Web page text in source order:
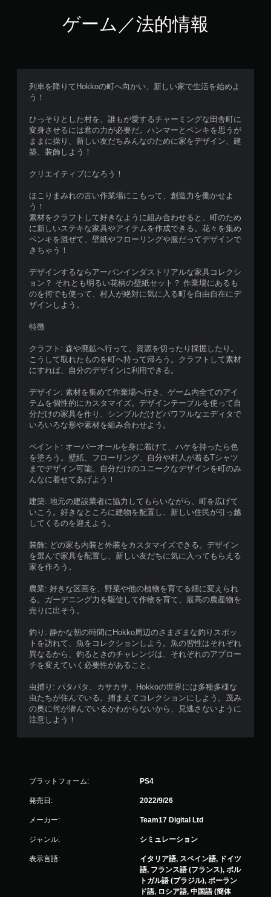
ゲーム／法的情報
列車を降りてHokkoの町へ向かい、新しい家で生活を始めよ
う！
ひっそりとした村を、誰もが愛するチャーミングな田舎町に
変身させるには君の力が必要だ。ハンマーとペンキを思うが
ままに操り、新しい友だちみんなのために家をデザイン、建
築、装飾しよう！
クリエイティブになろう！
ほこりまみれの古い作業場にこもって、創造力を働かせよ
う！
素材をクラフトして好きなように組み合わせると、町のため
に新しいステキな家具やアイテムを作成できる。花々を集め
ペンキを混ぜて、壁紙やフローリングや服だってデザインで
きちゃう！
デザインするならアーバンインダストリアルな家具コレクシ
ョン？ それとも明るい花柄の壁紙セット？ 作業場にあるも
のを何でも使って、村人が絶対に気に入る町を自由自在にデ
ザインしよう。
特徴
クラフト: 森や廃鉱へ行って、資源を切ったり採掘したり。
こうして取れたものを町へ持って帰ろう。クラフトして素材
にすれば、自分のデザインに利用できる。
デザイン: 素材を集めて作業場へ行き、ゲーム内全てのアイ
テムを個性的にカスタマイズ。デザインテーブルを使って自
分だけの家具を作り、シンプルだけどパワフルなエディタで
いろいろな形や素材を組み合わせよう。
ペイント: オーバーオールを身に着けて、ハケを持ったら色
を塗ろう。壁紙、フローリング、自分や村人が着るTシャツ
までデザイン可能。自分だけのユニークなデザインを町のみ
んなに着せてあげよう！
建築: 地元の建設業者に協力してもらいながら、町を広げて
いこう。好きなところに建物を配置し、新しい住民が引っ越
してくるのを迎えよう。
装飾: どの家も内装と外装をカスタマイズできる。デザイン
を選んで家具を配置し、新しい友だちに気に入ってもらえる
家を作ろう。
農業: 好きな区画を、野菜や他の植物を育てる畑に変えられ
る。ガーデニング力を駆使して作物を育て、最高の農産物を
売りに出そう。
釣り: 静かな朝の時間にHokko周辺のさまざまな釣りスポッ
トを訪れて、魚をコレクションしよう。魚の習性はそれぞれ
異なるから、釣るときのチャレンジは、それぞれのアプロー
チを変えていく必要性があること。
虫捕り: パタパタ、カサカサ、Hokkoの世界には多種多様な
虫たちが住んでいる。捕まえてコレクションにしよう。茂み
の奥に何が潜んでいるかわからないから、見逃さないように
注意しよう！
プラットフォーム: PS4
発売日: 2022/9/26
メーカー: Team17 Digital Ltd
ジャンル: シミュレーション
表示言語:
イタリア語, スペイン語, ドイツ
語, フランス語 (フランス), ポル
トガル語 (ブラジル), ポーラン
ド語, ロシア語, 中国語 (簡体